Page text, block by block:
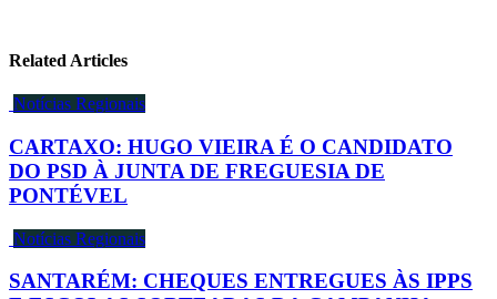
Related Articles
Notícias Regionais
CARTAXO: HUGO VIEIRA É O CANDIDATO
DO PSD À JUNTA DE FREGUESIA DE
PONTÉVEL
Notícias Regionais
SANTARÉM: CHEQUES ENTREGUES ÀS IPPS